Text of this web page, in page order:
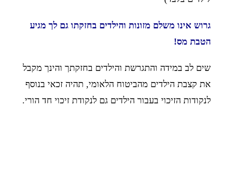
גרוש אינו משלם מזונות והילדים בחזקתו גם לך מגיע
הטבת מס!
שים לב במידה והתגרשת והילדים בחזקתך והינך מקבל
את קצבת הילדים מהביטוח הלאומי, תהיה זכאי בנוסף
לנקודות הזיכוי בעבור הילדים גם לנקודת זיכוי חד הורי.